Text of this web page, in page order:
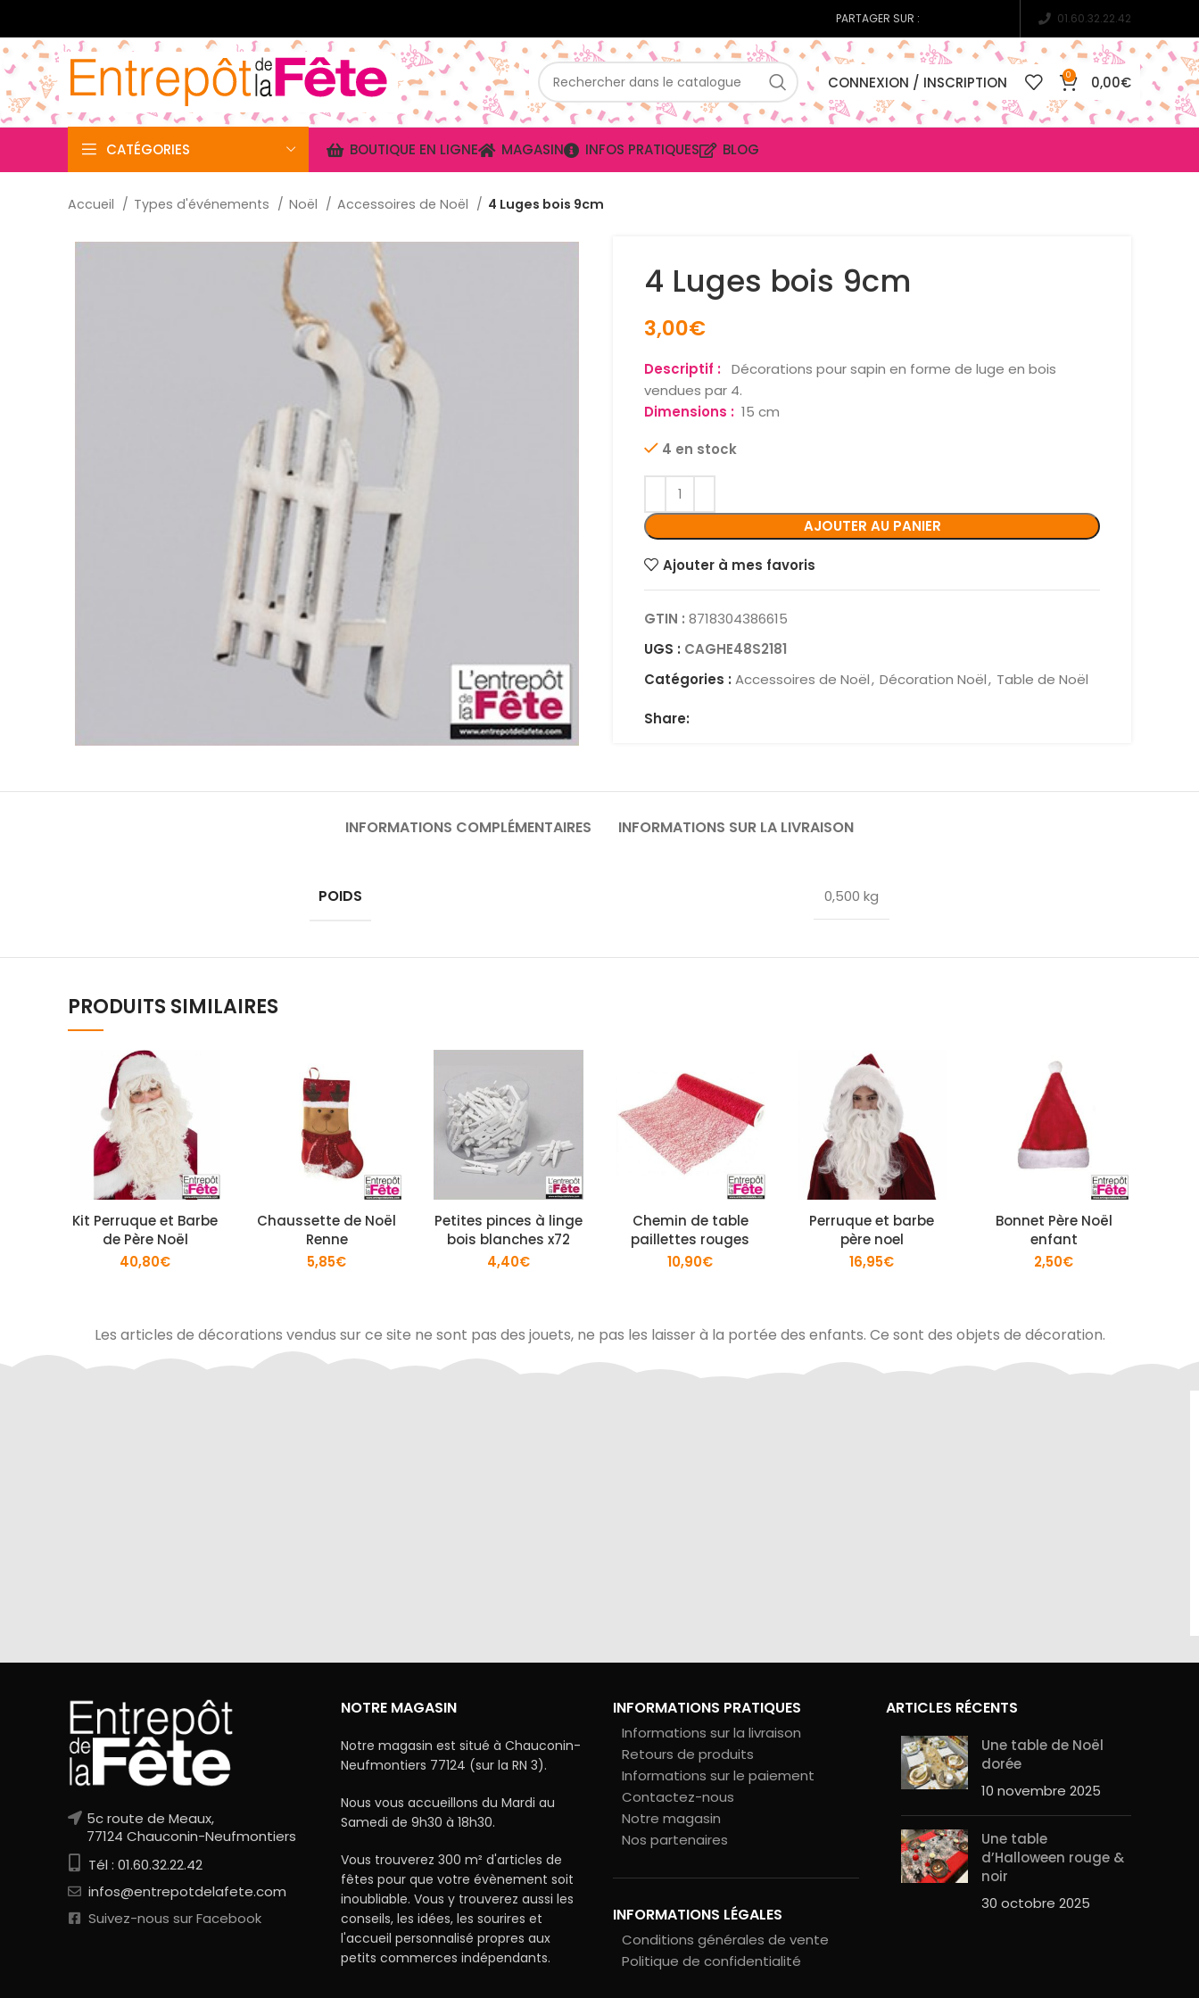
PARTAGER SUR : 01.60.32.22.42
CONNEXION / INSCRIPTION 0 0,00€
CATÉGORIES BOUTIQUE EN LIGNE MAGASIN INFOS PRATIQUES BLOG
Accueil Types d'événements Noël Accessoires de Noël 4 Luges bois 9cm
4 Luges bois 9cm
3,00€
Descriptif : Décorations pour sapin en forme de luge en bois
vendues par 4.
Dimensions : 15 cm
4 en stock
AJOUTER AU PANIER
Ajouter à mes favoris
GTIN : 8718304386615
UGS : CAGHE48S2181
Catégories : Accessoires de Noël, Décoration Noël, Table de Noël
Share:
INFORMATIONS COMPLÉMENTAIRES INFORMATIONS SUR LA LIVRAISON
POIDS 0,500 kg
PRODUITS SIMILAIRES
Kit Perruque et Barbe
de Père Noël
40,80€
Chaussette de Noël
Renne
5,85€
Petites pinces à linge
bois blanches x72
4,40€
Chemin de table
paillettes rouges
10,90€
Perruque et barbe
père noel
16,95€
Bonnet Père Noël
enfant
2,50€
Les articles de décorations vendus sur ce site ne sont pas des jouets, ne pas les laisser à la portée des enfants. Ce sont des objets de décoration.
5c route de Meaux,
77124 Chauconin-Neufmontiers
Tél : 01.60.32.22.42
infos@entrepotdelafete.com
Suivez-nous sur Facebook
NOTRE MAGASIN
Notre magasin est situé à Chauconin-
Neufmontiers 77124 (sur la RN 3).
Nous vous accueillons du Mardi au
Samedi de 9h30 à 18h30.
Vous trouverez 300 m² d'articles de
fêtes pour que votre évènement soit
inoubliable. Vous y trouverez aussi les
conseils, les idées, les sourires et
l'accueil personnalisé propres aux
petits commerces indépendants.
INFORMATIONS PRATIQUES
Informations sur la livraison
Retours de produits
Informations sur le paiement
Contactez-nous
Notre magasin
Nos partenaires
INFORMATIONS LÉGALES
Conditions générales de vente
Politique de confidentialité
ARTICLES RÉCENTS
Une table de Noël
dorée
10 novembre 2025
Une table
d’Halloween rouge &
noir
30 octobre 2025